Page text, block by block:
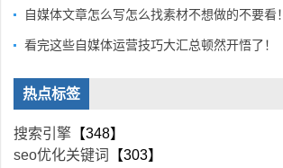
自媒体文章怎么写怎么找素材不想做的不要看！
看完这些自媒体运营技巧大汇总顿然开悟了！
热点标签
搜索引擎 【348】
seo优化关键词
【303】